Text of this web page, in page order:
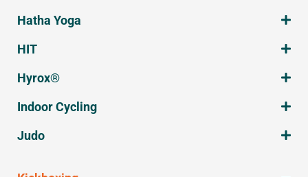
Hatha Yoga
HIT
Hyrox®
Indoor Cycling
Judo